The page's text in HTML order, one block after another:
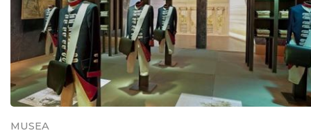
MUSEA